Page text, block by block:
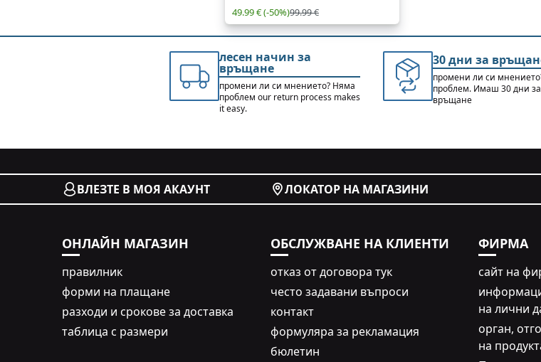
49.99 €(-50%)99.99 €
лесен начин за
връщане
промени ли си мнението? Няма
проблем our return process makes
it easy.
30 дни за
промени ли си
проблем. Имаш 30 дни за
връщане
ВЛЕЗТЕ В МОЯ АКАУНТ ЛОКАТОР НА МАГАЗИНИ
ОНЛАЙН МАГАЗИН
правилник
форми на плащане
разходи и срокове за доставка
таблица с размери
ОБСЛУЖВАНЕ НА КЛИЕНТИ
oтказ от договора тук
често задавани въпроси
контакт
формуляра за рекламация
бюлетин
ФИРМА
сайт на
на лични
oрган,
на